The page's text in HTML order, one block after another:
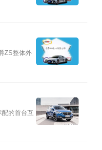
ZS整体外
的首台互